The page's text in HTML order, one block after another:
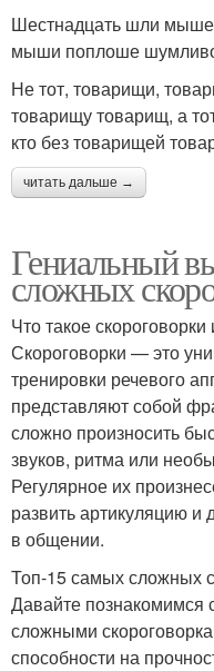
Шестнадцать шли
мыши поплоше
Не тот, товарищи,
товарищу товарищ, а
кто без товарищей
читать дальше →
Гениальный
сложных
Что такое
Скороговорки — это
тренировки речевого
представляют собой
сложно произносить
звуков, ритма или
Регулярное их
развить артикуляцию
в общении.
Топ-15 самых сложных
Давайте
сложными
способности на